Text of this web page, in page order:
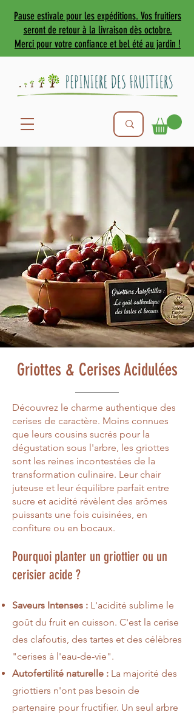
Pause estivale pour les expéditions. Vos fruitiers
seront de retour à la livraison dès octobre.
Merci pour votre confiance et bel été au jardin !
Griottes & Cerises Acidulées
Découvrez le charme authentique des
cerises de caractère. Moins connues
que leurs cousins sucrés pour la
dégustation sous l'arbre, les griottes
sont les reines incontestées de la
transformation culinaire. Leur chair
juteuse et leur équilibre parfait entre
sucre et acidité révèlent des arômes
puissants une fois cuisinées, en
confiture ou en bocaux.
Pourquoi planter un griottier ou un
cerisier acide ?
Saveurs Intenses : L'acidité sublime le
goût du fruit en cuisson. C'est la cerise
des clafoutis, des tartes et des célèbres
"cerises à l'eau-de-vie".
Autofertilité naturelle : La majorité des
griottiers n'ont pas besoin de
partenaire pour fructifier. Un seul arbre